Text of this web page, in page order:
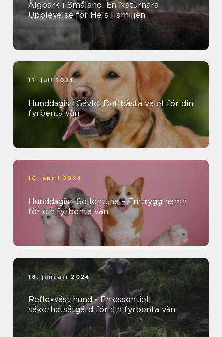
Älgpark i Småland: En Naturnära
Upplevelse för Hela Familjen
11. juli 2024
Hunddagis i Gävle: Det bästa valet för din
fyrbenta vän
10. april 2024
Hunddagis i Sollentuna – En trygg hamn
för din fyrbenta vän
18. januari 2024
Reflexväst hund - En essentiell
säkerhetsåtgärd för din fyrbenta vän